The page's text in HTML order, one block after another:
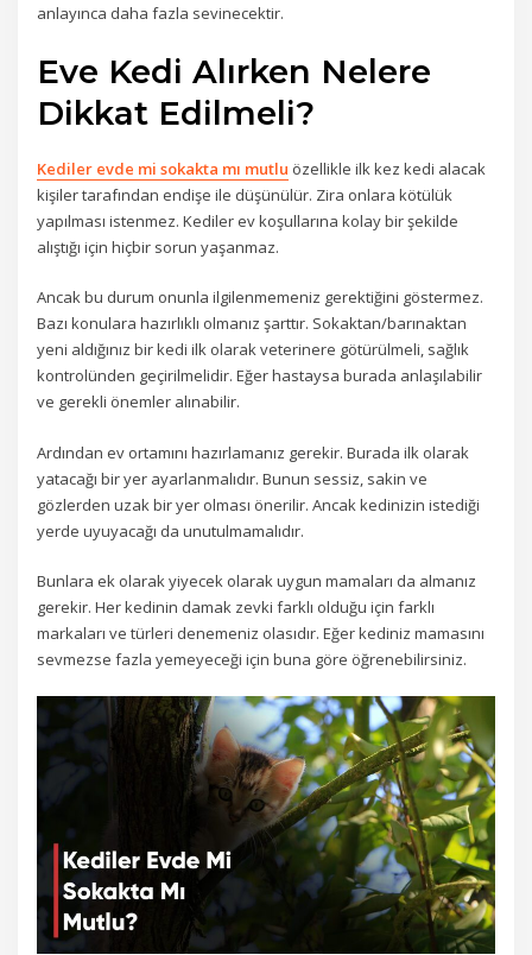
anlayınca daha fazla sevinecektir.
Eve Kedi Alırken Nelere
Dikkat Edilmeli?
Kediler evde mi sokakta mı mutlu özellikle ilk kez kedi alacak
kişiler tarafından endişe ile düşünülür. Zira onlara kötülük
yapılması istenmez. Kediler ev koşullarına kolay bir şekilde
alıştığı için hiçbir sorun yaşanmaz.
Ancak bu durum onunla ilgilenmemeniz gerektiğini göstermez.
Bazı konulara hazırlıklı olmanız şarttır. Sokaktan/barınaktan
yeni aldığınız bir kedi ilk olarak veterinere götürülmeli, sağlık
kontrolünden geçirilmelidir. Eğer hastaysa burada anlaşılabilir
ve gerekli önemler alınabilir.
Ardından ev ortamını hazırlamanız gerekir. Burada ilk olarak
yatacağı bir yer ayarlanmalıdır. Bunun sessiz, sakin ve
gözlerden uzak bir yer olması önerilir. Ancak kedinizin istediği
yerde uyuyacağı da unutulmamalıdır.
Bunlara ek olarak yiyecek olarak uygun mamaları da almanız
gerekir. Her kedinin damak zevki farklı olduğu için farklı
markaları ve türleri denemeniz olasıdır. Eğer kediniz mamasını
sevmezse fazla yemeyeceği için buna göre öğrenebilirsiniz.